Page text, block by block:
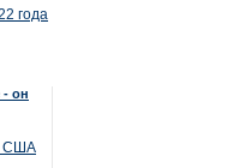
года
- он
США